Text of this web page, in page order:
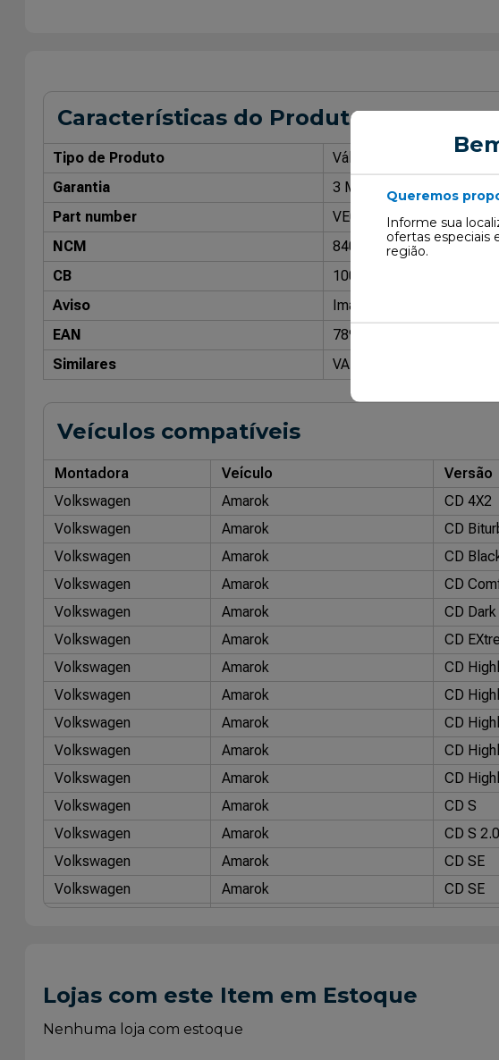
Queremos
Informe sua
ofertas especiais
região.
Características do Produto
Tipo de Produto
Válvula de Escape
Garantia
3 Meses
Part number
VE0701559
NCM
84099914
CB
10035700366
Aviso
Imagens meramente
EAN
7894766592274
Similares
VALVULAS 3B: 4105-EB
Veículos compatíveis
Montadora Veículo Versão
Volkswagen
Amarok CD 4X2
Volkswagen
Amarok CD
Volkswagen
Amarok CD
Volkswagen
Amarok CD
Volkswagen
Amarok CD
Volkswagen
Amarok CD
Volkswagen
Amarok CD
Volkswagen
Amarok CD
Volkswagen
Amarok CD
Volkswagen
Amarok CD
Volkswagen
Amarok CD
Volkswagen
Amarok CD S
Volkswagen
Amarok CD S
Volkswagen
Amarok CD SE
Volkswagen
Amarok CD SE
Volkswagen
Amarok
Volkswagen
Amarok
Lojas com este Item em Estoque
Nenhuma loja com estoque